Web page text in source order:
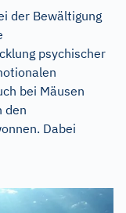
der Bewältigung
psychischer
bei Mäusen
den
Dabei